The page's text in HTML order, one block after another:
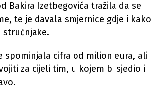
Bakira Izetbegovića tražila da se
te je davala smjernice gdje i kako
stručnjake.
spominjala cifra od milion eura, ali
za cijeli tim, u kojem bi sjedio i